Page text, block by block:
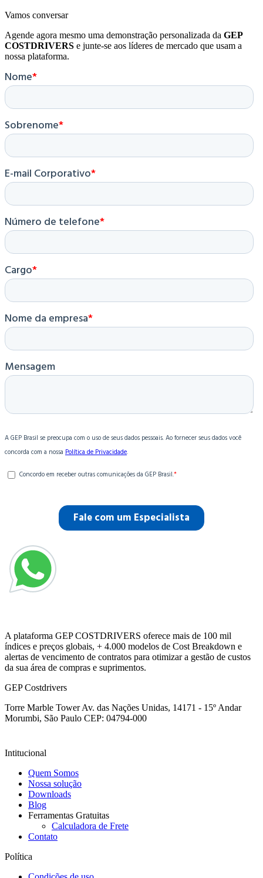
Vamos conversar
Agende agora mesmo uma demonstração personalizada da GEP
COSTDRIVERS e junte-se aos líderes de mercado que usam a
nossa plataforma.
A plataforma GEP COSTDRIVERS oferece mais de 100 mil
índices e preços globais, + 4.000 modelos de Cost Breakdown e
alertas de vencimento de contratos para otimizar a gestão de custos
da sua área de compras e suprimentos.
GEP Costdrivers
Torre Marble Tower Av. das Nações Unidas, 14171 - 15º Andar
Morumbi, São Paulo CEP: 04794-000
Intitucional
Quem Somos
Nossa solução
Downloads
Blog
Ferramentas Gratuitas
Calculadora de Frete
Contato
Política